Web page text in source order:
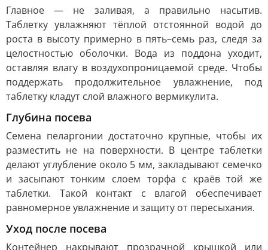
Главное — не заливая, а правильно насытив.
Таблетку увлажняют тёплой отстоянной водой до
роста в высоту примерно в пять–семь раз, следя за
целостностью оболочки. Вода из поддона уходит,
оставляя влагу в воздухопроницаемой среде. Чтобы
поддержать продолжительное увлажнение, под
таблетку кладут слой влажного вермикулита.
Глубина посева
Семена пеларгонии достаточно крупные, чтобы их
разместить не на поверхности. В центре таблетки
делают углубление около 5 мм, закладывают семечко
и засыпают тонким слоем торфа с краёв той же
таблетки. Такой контакт с влагой обеспечивает
равномерное увлажнение и защиту от пересыхания.
Уход после посева
Контейнер накрывают прозрачной крышкой или